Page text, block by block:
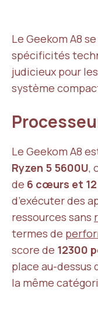
Le Geekom A8
spécificités
judicieux pour
système
Le Geekom A8
Ryzen 5 5600U,
de 6 cœurs et
d’exécuter des
ressources sans
termes de
score de 12300
place au-dessus
la même